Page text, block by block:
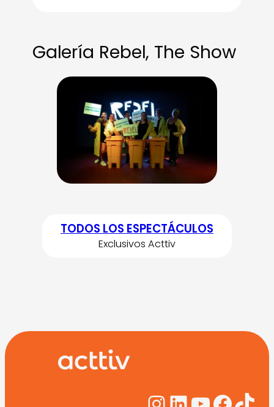
Galería Rebel, The Show
TODOS LOS ESPECTÁCULOS
Exclusivos Acttiv